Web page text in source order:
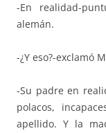
-En realidad-
alemán.
-¿Y eso?-exclamó
-Su padre en
polacos,
apellido. Y la